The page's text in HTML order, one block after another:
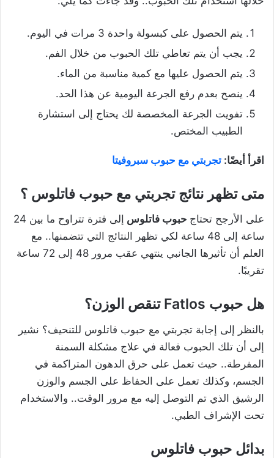
يتم الحصول على كبسولة واحدة 3 مرات في اليوم.
يجب أن يتم تعاطي تلك الحبوب من خلال الفم.
يتم الحصول عليها مع كمية مناسبة من الماء.
ينصح بعدم رفع الجرعة اليومية عن هذا الحد.
تفويت الجرعة المخصصة لك يحتاج إلى استشارة
الطبيب المختص.
اقرأ أيضًا: تجربتي مع حبوب سبروفيتا
متى تظهر نتائج تجربتي مع حبوب فاتلوس ؟
على الأرجح تحتاج حبوب فاتلوس
إلى فترة تتراوح ما بين 24
ساعة إلى 48 ساعة لكي تظهر النتائج التي تتضمنها.. مع
العلم أن تأثيرها الجانبي ينتهي عقب مرور 48 إلى 72 ساعة
تقريبًا.
هل حبوب Fatlos تنقص الوزن؟
بالنظر إلى إجابة تجربتي مع حبوب فاتلوس للتنحيف؟ نشير
إلى أن تلك الحبوب فعالة في علاج مشكلة السمنة
المفرطة.. حيث تعمل على حرق الدهون المتراكمة في
الجسم، وكذلك تعمل على الحفاظ على الجسم والوزن
الرشيق الذي تم التوصل إليه مع مرور الوقت.. والاستخدام
تحت الإشراف الطبي.
بدائل حبوب فاتلوس